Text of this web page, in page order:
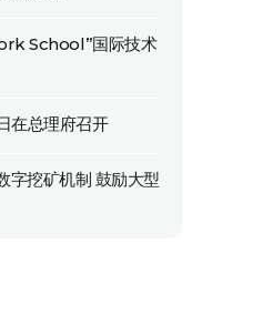
School”国际技术
在总理府召开
字挖矿机制 鼓励大型